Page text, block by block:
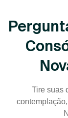
Tire suas